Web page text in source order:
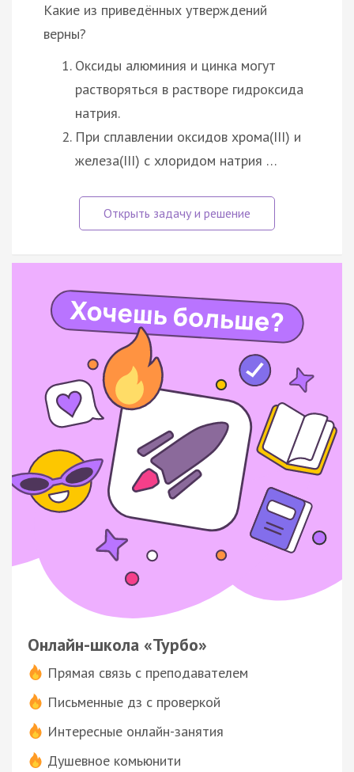
Какие из приведённых утверждений
верны?
Оксиды алюминия и цинка могут
растворяться в растворе гидроксида
натрия.
При сплавлении оксидов хрома(III) и
железа(III) с хлоридом натрия …
Онлайн-школа «Турбо»
Прямая связь с преподавателем
Письменные дз с проверкой
Интересные онлайн-занятия
Душевное комьюнити